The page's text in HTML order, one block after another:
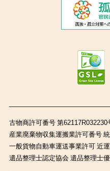
古物商許可番号 第62117R032230
産業廃棄物収集運搬業許可番号
一般貨物自動車運送事業許可 近
遺品整理士認定協会 遺品整理士